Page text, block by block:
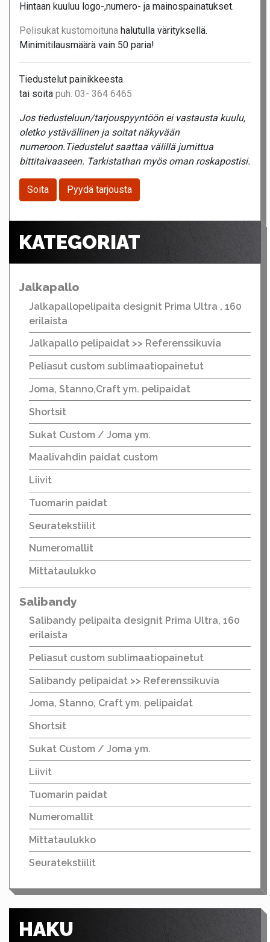
Hintaan kuuluu logo-,numero- ja mainospainatukset.
Pelisukat kustomoituna halutulla värityksellä.
Minimitilausmäärä vain 50 paria!
Tiedustelut painikkeesta
tai soita puh. 03- 364 6465
Jos tiedusteluun/tarjouspyyntöön ei vastausta kuulu,
oletko ystävällinen ja soitat näkyvään
numeroon.Tiedustelut saattaa välillä jumittua
bittitaivaaseen. Tarkistathan myös oman roskapostisi.
Soita Pyydä tarjousta
KATEGORIAT
Jalkapallo
Jalkapallopelipaita designit Prima Ultra , 160
erilaista
Jalkapallo pelipaidat >> Referenssikuvia
Peliasut custom sublimaatiopainetut
Joma, Stanno,Craft ym. pelipaidat
Shortsit
Sukat Custom / Joma ym.
Maalivahdin paidat custom
Liivit
Tuomarin paidat
Seuratekstiilit
Numeromallit
Mittataulukko
Salibandy
Salibandy pelipaita designit Prima Ultra, 160
erilaista
Peliasut custom sublimaatiopainetut
Salibandy pelipaidat >> Referenssikuvia
Joma, Stanno, Craft ym. pelipaidat
Shortsit
Sukat Custom / Joma ym.
Liivit
Tuomarin paidat
Numeromallit
Mittataulukko
Seuratekstiilit
HAKU